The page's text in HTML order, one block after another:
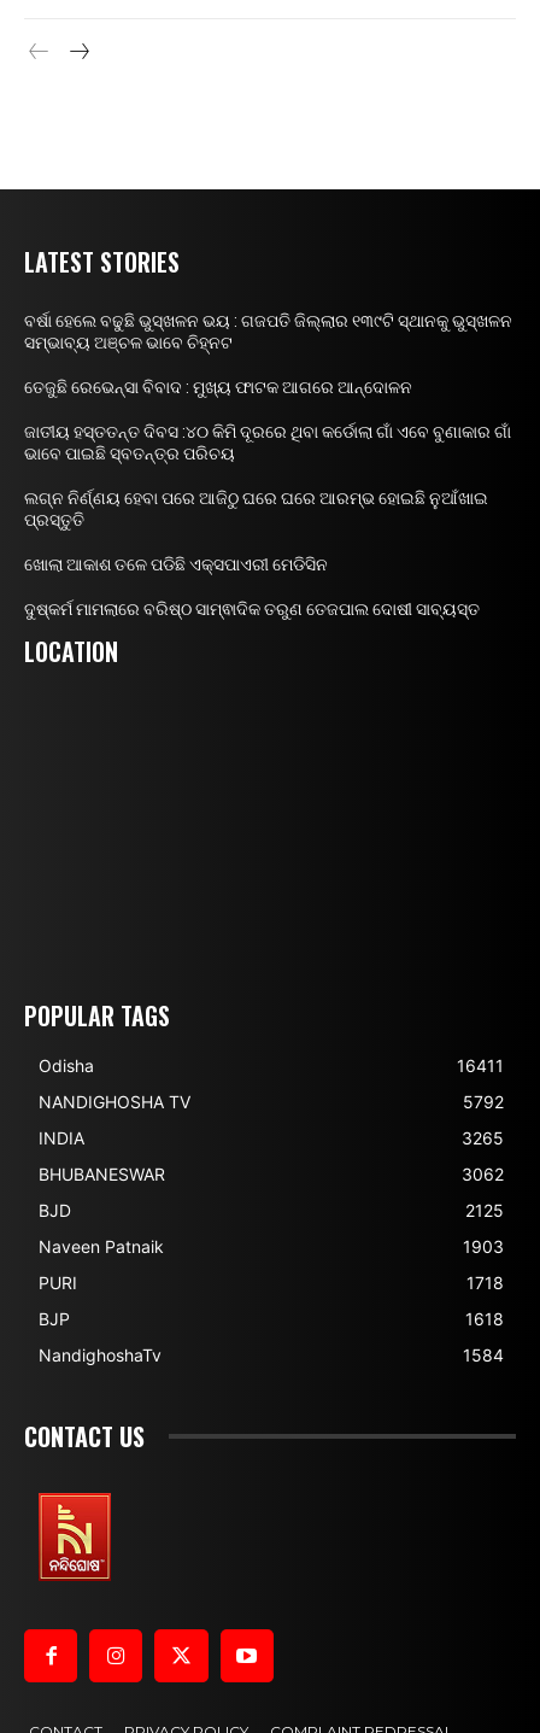
LATEST STORIES
ବର୍ଷା ହେଲେ ବଢୁଛି ଭୁସ୍ଖଳନ ଭୟ : ଗଜପତି ଜିଲ୍ଲାର ୧୩୯ଟି ସ୍ଥାନକୁ ଭୁସ୍ଖଳନ
ସମ୍ଭାବ୍ୟ ଅଞ୍ଚଳ ଭାବେ ଚିହ୍ନଟ
ତେଜୁଛି ରେଭେନ୍ସା ବିବାଦ : ମୁଖ୍ୟ ଫାଟକ ଆଗରେ ଆନ୍ଦୋଳନ
ଜାତୀୟ ହସ୍ତତନ୍ତ ଦିବସ :୪୦ କିମି ଦୂରରେ ଥିବା କର୍ଡୋଲା ଗାଁ ଏବେ ବୁଣାକାର ଗାଁ
ଭାବେ ପାଇଛି ସ୍ବତନ୍ତ୍ର ପରିଚୟ
ଲଗ୍ନ ନିର୍ଣ୍ଣୟ ହେବା ପରେ ଆଜିଠୁ ଘରେ ଘରେ ଆରମ୍ଭ ହୋଇଛି ନୁଆଁଖାଇ
ପ୍ରସ୍ତୁତି
ଖୋଲା ଆକାଶ ତଳେ ପଡିଛି ଏକ୍ସପାଏରୀ ମେଡିସିନ
ଦୁଷ୍କର୍ମ ମାମଲାରେ ବରିଷ୍ଠ ସାମ୍ଵାଦିକ ତରୁଣ ତେଜପାଲ ଦୋଷୀ ସାବ୍ୟସ୍ତ
LOCATION
POPULAR TAGS
Odisha
16411
NANDIGHOSHA TV
5792
INDIA
3265
BHUBANESWAR
3062
BJD
2125
Naveen Patnaik
1903
PURI
1718
BJP
1618
NandighoshaTv
1584
CONTACT US